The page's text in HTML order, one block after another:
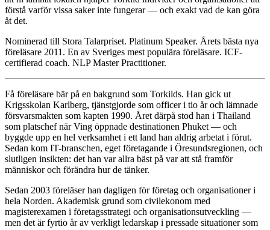
förstå varför vissa saker inte fungerar — och exakt vad de kan göra
åt det.
Nominerad till Stora Talarpriset. Platinum Speaker. Årets bästa nya
föreläsare 2011. En av Sveriges mest populära föreläsare. ICF-
certifierad coach. NLP Master Practitioner.
Få föreläsare bär på en bakgrund som Torkilds. Han gick ut
Krigsskolan Karlberg, tjänstgjorde som officer i tio år och lämnade
försvarsmakten som kapten 1990. Året därpå stod han i Thailand
som platschef när Ving öppnade destinationen Phuket — och
byggde upp en hel verksamhet i ett land han aldrig arbetat i förut.
Sedan kom IT-branschen, eget företagande i Öresundsregionen, och
slutligen insikten: det han var allra bäst på var att stå framför
människor och förändra hur de tänker.
Sedan 2003 föreläser han dagligen för företag och organisationer i
hela Norden. Akademisk grund som civilekonom med
magisterexamen i företagsstrategi och organisationsutveckling —
men det är fyrtio år av verkligt ledarskap i pressade situationer som